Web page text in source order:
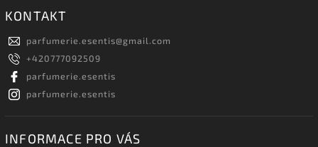
KONTAKT
parfumerie.esentis@gmail.com
+420777092509
parfumerie.esentis
parfumerie.esentis
INFORMACE PRO VÁS